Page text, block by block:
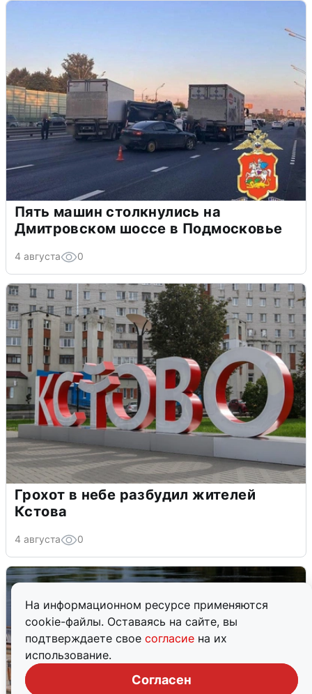
На информационном ресурсе применяются
cookie-файлы. Оставаясь на сайте, вы
подтверждаете свое согласие на их
использование.
Согласен
Пять машин столкнулись на
Дмитровском шоссе в Подмосковье
4 августа 0
Грохот в небе разбудил жителей
Кстова
4 августа 0